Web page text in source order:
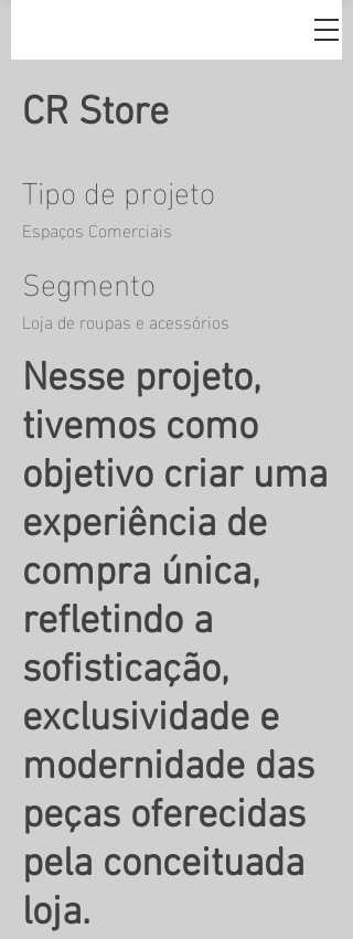
CR Store
Tipo de projeto
Espaços Comerciais
Segmento
Loja de roupas e acessórios
Nesse projeto,
tivemos como
objetivo criar uma
experiência de
compra única,
refletindo a
sofisticação,
exclusividade e
modernidade das
peças oferecidas
pela conceituada
loja.